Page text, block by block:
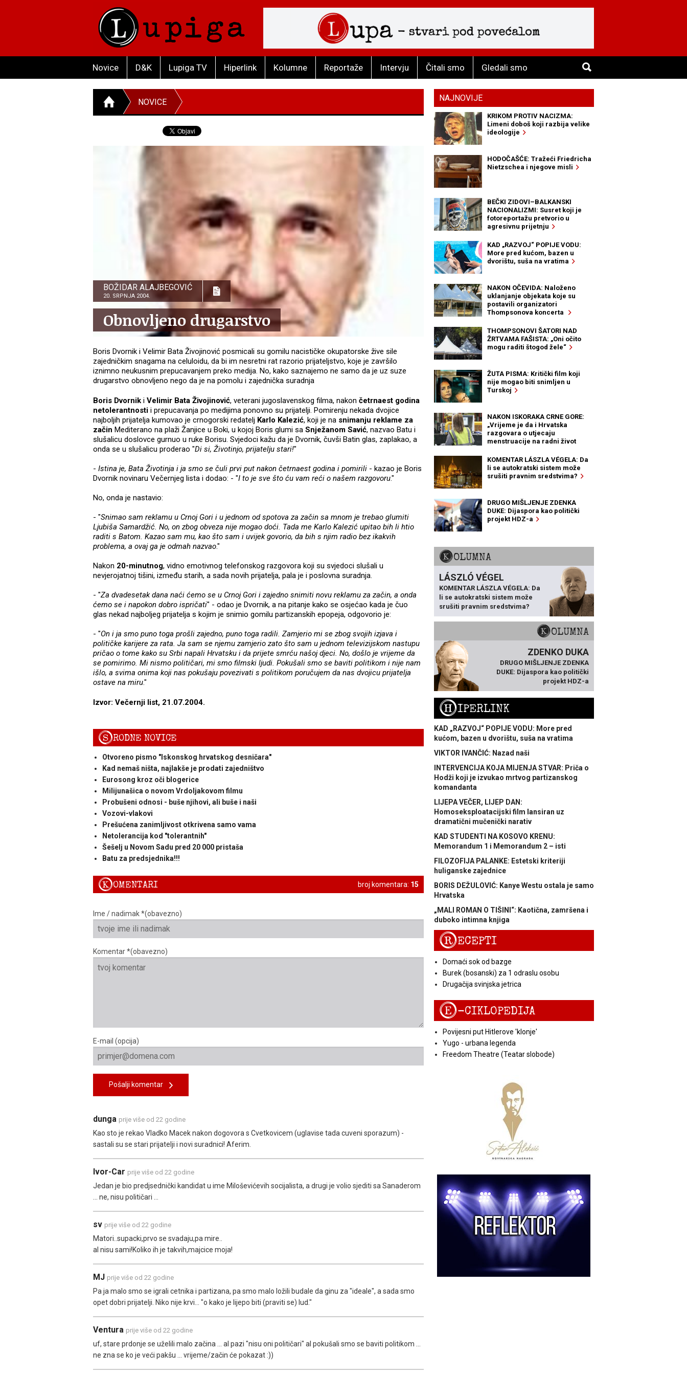
Novice D&K Lupiga TV Hiperlink Kolumne Reportaže Intervju Čitali smo Gledali smo
NOVICE
BOŽIDAR ALAJBEGOVIĆ
20. SRPNJA 2004.
Obnovljeno drugarstvo
Boris Dvornik i Velimir Bata Živojinović posmicali su gomilu nacističke okupatorske žive sile
zajedničkim snagama na celuloidu, da bi im nesretni rat razorio prijateljstvo, koje je završilo
iznimno neukusnim prepucavanjem preko medija. No, kako saznajemo ne samo da je uz suze
drugarstvo obnovljeno nego da je na pomolu i zajednička suradnja
Boris Dvornik i Velimir Bata Živojinović, veterani jugoslavenskog filma, nakon četrnaest godina
netolerantnosti i prepucavanja po medijima ponovno su prijatelji. Pomirenju nekada dvojice
najboljih prijatelja kumovao je crnogorski redatelj Karlo Kalezić, koji je na snimanju reklame za
začin Mediterano na plaži Žanjice u Boki, u kojoj Boris glumi sa Snježanom Savić, nazvao Batu i
slušalicu doslovce gurnuo u ruke Borisu. Svjedoci kažu da je Dvornik, čuvši Batin glas, zaplakao, a
onda se u slušalicu proderao "Di si, Životinjo, prijatelju stari!"
- Istina je, Bata Životinja i ja smo se čuli prvi put nakon četrnaest godina i pomirili - kazao je Boris
Dvornik novinaru Večernjeg lista i dodao: - "I to je sve što ću vam reći o našem razgovoru."
No, onda je nastavio:
- "Snimao sam reklamu u Crnoj Gori i u jednom od spotova za začin sa mnom je trebao glumiti
Ljubiša Samardžić. No, on zbog obveza nije mogao doći. Tada me Karlo Kalezić upitao bih li htio
raditi s Batom. Kazao sam mu, kao što sam i uvijek govorio, da bih s njim radio bez ikakvih
problema, a ovaj ga je odmah nazvao."
Nakon 20-minutnog, vidno emotivnog telefonskog razgovora koji su svjedoci slušali u
nevjerojatnoj tišini, između starih, a sada novih prijatelja, pala je i poslovna suradnja.
- "Za dvadesetak dana naći ćemo se u Crnoj Gori i zajedno snimiti novu reklamu za začin, a onda
ćemo se i napokon dobro ispričati" - odao je Dvornik, a na pitanje kako se osjećao kada je čuo
glas nekad najboljeg prijatelja s kojim je snimio gomilu partizanskih epopeja, odgovorio je:
- "On i ja smo puno toga prošli zajedno, puno toga radili. Zamjerio mi se zbog svojih izjava i
političke karijere za rata. Ja sam se njemu zamjerio zato što sam u jednom televizijskom nastupu
pričao o tome kako su Srbi napali Hrvatsku i da prijete smrću našoj djeci. No, došlo je vrijeme da
se pomirimo. Mi nismo političari, mi smo filmski ljudi. Pokušali smo se baviti politikom i nije nam
išlo, a svima onima koji nas pokušaju povezivati s politikom poručujem da nas dvojicu prijatelja
ostave na miru."
Izvor: Večernji list, 21.07.2004.
SRODNE NOVICE
Otvoreno pismo "Iskonskog hrvatskog desničara"
Kad nemaš ništa, najlakše je prodati zajedništvo
Eurosong kroz oči blogerice
Milijunašica o novom Vrdoljakovom filmu
Probušeni odnosi - buše njihovi, ali buše i naši
Vozovi-vlakovi
Prešućena zanimljivost otkrivena samo vama
Netolerancija kod "tolerantnih"
Šešelj u Novom Sadu pred 20 000 pristaša
Batu za predsjednika!!!
broj komentara: 15
KOMENTARI
Ime / nadimak *(obavezno)
Komentar *(obavezno)
E-mail (opcija)
Pošalji komentar
dunga prije više od 22 godine
Kao sto je rekao Vladko Macek nakon dogovora s Cvetkovicem (uglavise tada cuveni sporazum) -
sastali su se stari prijatelji i novi suradnici! Aferim.
Ivor-Car prije više od 22 godine
Jedan je bio predjsednički kandidat u ime Miloševićevih socijalista, a drugi je volio sjediti sa Sanaderom
... ne, nisu političari ...
sv prije više od 22 godine
Matori..supacki,prvo se svadaju,pa mire..
al nisu sami!Koliko ih je takvih,majcice moja!
MJ prije više od 22 godine
Pa ja malo smo se igrali cetnika i partizana, pa smo malo ložili budale da ginu za "ideale", a sada smo
opet dobri prijatelji. Niko nije krvi... "o kako je lijepo biti (praviti se) lud."
Ventura prije više od 22 godine
uf, stare prdonje se uželili malo začina ... al pazi "nisu oni političari" al pokušali smo se baviti politikom ...
ne zna se ko je veći pakšu ... vrijeme/začin će pokazat :))
NAJNOVIJE
KRIKOM PROTIV NACIZMA:
Limeni doboš koji razbija velike
ideologije
HODOČAŠĆE: Tražeći Friedricha
Nietzschea i njegove misli
BEČKI ZIDOVI–BALKANSKI
NACIONALIZMI: Susret koji je
fotoreportažu pretvorio u
agresivnu prijetnju
KAD „RAZVOJ“ POPIJE VODU:
More pred kućom, bazen u
dvorištu, suša na vratima
NAKON OČEVIDA: Naloženo
uklanjanje objekata koje su
postavili organizatori
Thompsonova koncerta
THOMPSONOVI ŠATORI NAD
ŽRTVAMA FAŠISTA: „Oni očito
mogu raditi štogod žele“
ŽUTA PISMA: Kritički film koji
nije mogao biti snimljen u
Turskoj
NAKON ISKORAKA CRNE GORE:
„Vrijeme je da i Hrvatska
razgovara o utjecaju
menstruacije na radni život
KOMENTAR LÁSZLA VÉGELA: Da
li se autokratski sistem može
srušiti pravnim sredstvima?
DRUGO MIŠLJENJE ZDENKA
DUKE: Dijaspora kao politički
projekt HDZ-a
KOLUMNA
LÁSZLÓ VÉGEL
KOMENTAR LÁSZLA VÉGELA: Da
li se autokratski sistem može
srušiti pravnim sredstvima?
KOLUMNA
ZDENKO DUKA
DRUGO MIŠLJENJE ZDENKA
DUKE: Dijaspora kao politički
projekt HDZ-a
HIPERLINK
KAD „RAZVOJ“ POPIJE VODU: More pred
kućom, bazen u dvorištu, suša na vratima
VIKTOR IVANČIĆ: Nazad naši
INTERVENCIJA KOJA MIJENJA STVAR: Priča o
Hodži koji je izvukao mrtvog partizanskog
komandanta
LIJEPA VEČER, LIJEP DAN:
Homoseksploatacijski film lansiran uz
dramatični mučenički narativ
KAD STUDENTI NA KOSOVO KRENU:
Memorandum 1 i Memorandum 2 – isti
FILOZOFIJA PALANKE: Estetski kriteriji
huliganske zajednice
BORIS DEŽULOVIĆ: Kanye Westu ostala je samo
Hrvatska
„MALI ROMAN O TIŠINI“: Kaotična, zamršena i
duboko intimna knjiga
RECEPTI
Domaći sok od bazge
Burek (bosanski) za 1 odraslu osobu
Drugačija svinjska jetrica
E-CIKLOPEDIJA
Povijesni put Hitlerove 'klonje'
Yugo - urbana legenda
Freedom Theatre (Teatar slobode)